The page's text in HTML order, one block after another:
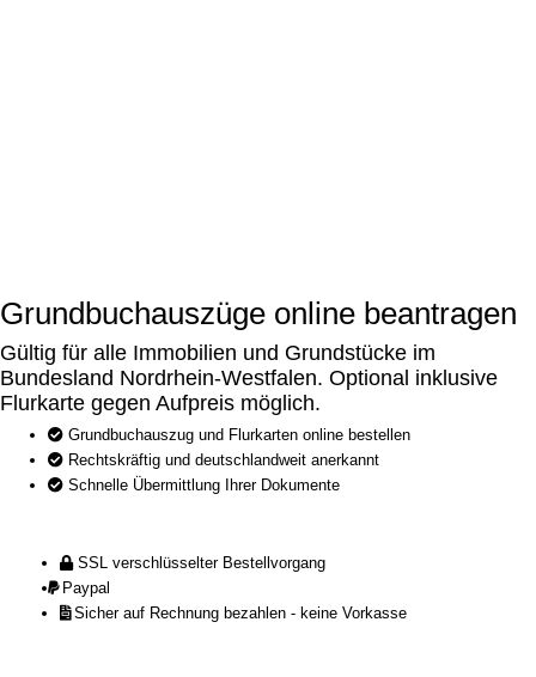
Grundbuchauszüge online beantragen
Gültig für alle Immobilien und Grundstücke im
Bundesland Nordrhein-Westfalen. Optional inklusive
Flurkarte gegen Aufpreis möglich.
Grundbuchauszug und Flurkarten online bestellen
Rechtskräftig und deutschlandweit anerkannt
Schnelle Übermittlung Ihrer Dokumente
SSL verschlüsselter Bestellvorgang
Paypal
Sicher auf Rechnung bezahlen - keine Vorkasse